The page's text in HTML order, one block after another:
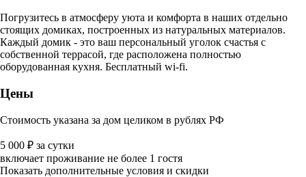
Погрузитесь в атмосферу уюта и комфорта в наших отдельно
стоящих домиках, построенных из натуральных материалов.
Каждый домик - это ваш персональный уголок счастья с
собственной террасой, где расположена полностью
оборудованная кухня. Бесплатный wi-fi.
Цены
Стоимость указана за дом целиком в рублях РФ
5 000 ₽ за сутки
включает проживание не более 1 гостя
Показать дополнительные условия и скидки